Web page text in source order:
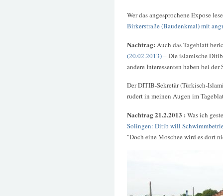
Wer das angesprochene Expose
Birkerstraße (Baudenkmal) mit
Nachtrag: Auch das Tageblatt
(20.02.2013)– Die islamische
andere Interessenten haben bei der
Der DITIB-Sekretär (Türkisch-
rudert in meinen Augen im
Nachtrag 21.2.2013 : Was ich
Solingen: Ditib will
"Doch eine Moschee wird es dort